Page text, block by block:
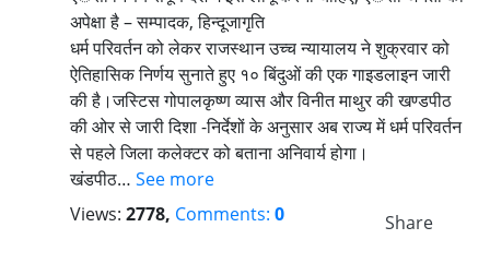
अपेक्षा है – सम्पादक, हिन्दूजागृति
धर्म परिवर्तन को लेकर राजस्थान उच्च न्यायालय ने शुक्रवार को
ऐतिहासिक निर्णय सुनाते हुए १० बिंदुओं की एक गाइडलाइन जारी
की है।जस्टिस गोपालकृष्ण व्यास और विनीत माथुर की खण्डपीठ
की ओर से जारी दिशा -निर्देशों के अनुसार अब राज्य में धर्म परिवर्तन
से पहले जिला कलेक्टर को बताना अनिवार्य होगा।
खंडपीठ… See more
Views: 2778, Comments: 0 Share